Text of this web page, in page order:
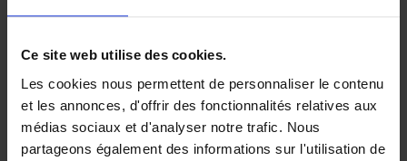
Ce site web utilise des cookies.
Les cookies nous permettent de personnaliser le contenu
et les annonces, d'offrir des fonctionnalités relatives aux
médias sociaux et d'analyser notre trafic. Nous
partageons également des informations sur l'utilisation de
Building Bonds = Building
Business
Jochen Roef Jozefien De Feyter
Carolien Boom
Couverture souple
2025 200